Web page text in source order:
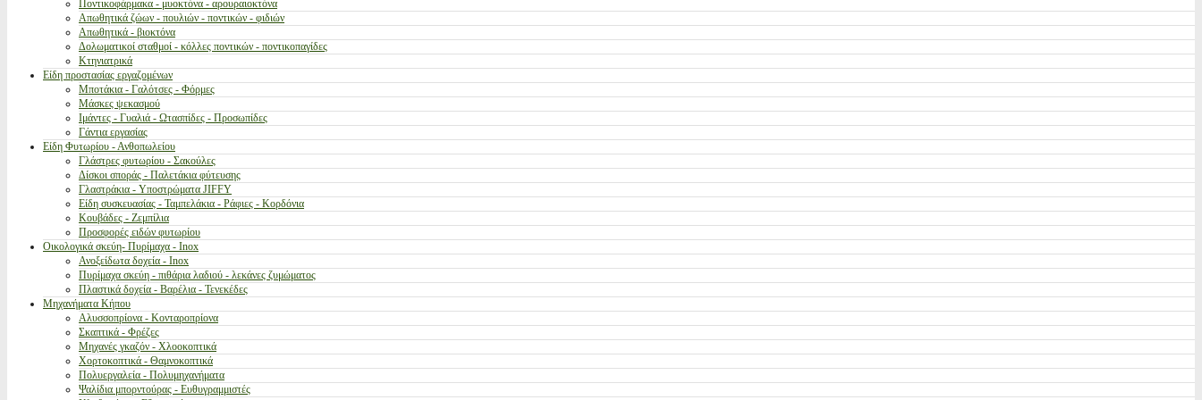
Ποντικοφάρμακα - μυοκτόνα - αρουραιοκτόνα
Απωθητικά ζώων - πουλιών - ποντικών - φιδιών
Απωθητικά - βιοκτόνα
Δολωματικοί σταθμοί - κόλλες ποντικών - ποντικοπαγίδες
Κτηνιατρικά
Είδη προστασίας εργαζομένων
Μποτάκια - Γαλότσες - Φόρμες
Μάσκες ψεκασμού
Ιμάντες - Γυαλιά - Ωτασπίδες - Προσωπίδες
Γάντια εργασίας
Είδη Φυτωρίου - Ανθοπωλείου
Γλάστρες φυτωρίου - Σακούλες
Δίσκοι σποράς - Παλετάκια φύτευσης
Γλαστράκια - Υποστρώματα JIFFY
Είδη συσκευασίας - Ταμπελάκια - Ράφιες - Κορδόνια
Κουβάδες - Ζεμπίλια
Προσφορές ειδών φυτωρίου
Οικολογικά σκεύη- Πυρίμαχα - Inox
Ανοξείδωτα δοχεία - Inox
Πυρίμαχα σκεύη - πιθάρια λαδιού - λεκάνες ζυμώματος
Πλαστικά δοχεία - Βαρέλια - Τενεκέδες
Μηχανήματα Κήπου
Αλυσσοπρίονα - Κονταροπρίονα
Σκαπτικά - Φρέζες
Μηχανές γκαζόν - Χλοοκοπτικά
Χορτοκοπτικά - Θαμνοκοπτικά
Πολυεργαλεία - Πολυμηχανήματα
Ψαλίδια μπορντούρας - Ευθυγραμμιστές